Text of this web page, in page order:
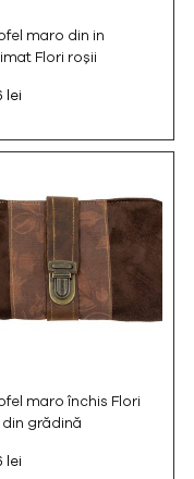
maro din in
Flori roșii
lei
maro închis Flori
grădină
lei